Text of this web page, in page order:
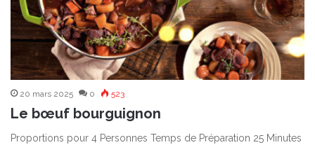
20 mars 2025 0 523
Le bœuf bourguignon
Proportions pour 4 Personnes Temps de Préparation 25 Minutes